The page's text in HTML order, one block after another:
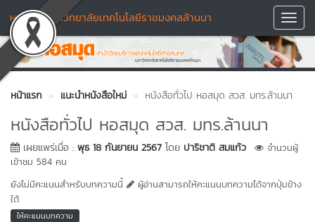
หอสมุด มหาวิทยาลัยเทคโนโลยีราชมงคลล้านนา
หน้าแรก แนะนำหนังสือใหม่ หนังสือทั่วไป หอสมุด สวส. มทร.ล้านนา
หนังสือทั่วไป หอสมุด สวส. มทร.ล้านนา
เผยแพร่เมื่อ : พุธ 18 กันยายน 2567 โดย ปาริชาติ สมแก้ว
จำนวนผู้
เข้าชม 584 คน
ยังไม่มีคะแนนสำหรับบทความนี้
ผู้อ่านสามารถให้คะแนนบทความได้จากปุ่มข้าง
ใต้
ให้คะแนนบทความ